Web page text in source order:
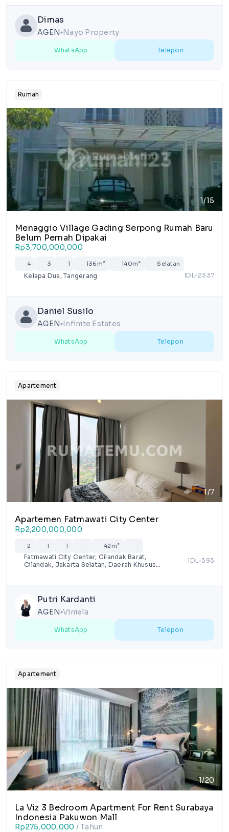
Dimas
AGEN lens Nayo Property
WhatsApp Telepon
Rumah
1/15
Menaggio Village Gading Serpong Rumah Baru
Belum Pernah Dipakai
Rp3,700,000,000
4 3 1 136m² 140m² Selatan
Kelapa Dua, Tangerang IDL-2337
Daniel Susilo
AGEN lens Infinite Estates
WhatsApp Telepon
Apartement
1/7
Apartemen Fatmawati City Center
Rp2,200,000,000
2 1 1 - 42m² -
Fatmawati City Center, Cilandak Barat,
Cilandak, Jakarta Selatan, Daerah Khusus
IDL-393
Putri Kardanti
AGEN lensViniela
WhatsApp Telepon
Apartement
1/20
La Viz 3 Bedroom Apartment For Rent Surabaya
Indonesia Pakuwon Mall
Rp275,000,000 / Tahun